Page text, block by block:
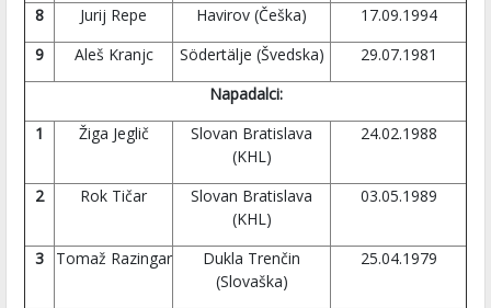
8 Jurij Repe Havirov (Češka)
17.09.1994
9
Aleš Kranjc Södertälje (Švedska)
29.07.1981
Napadalci:
1
Žiga Jeglič
Slovan Bratislava
(KHL)
24.02.1988
2 Rok Tičar
Slovan Bratislava
(KHL)
03.05.1989
3 Tomaž Razingar
Dukla Trenčin
(Slovaška)
25.04.1979